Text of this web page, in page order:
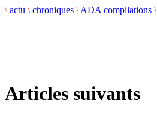
\ actu \ chroniques \ ADA compilations \
Articles suivants